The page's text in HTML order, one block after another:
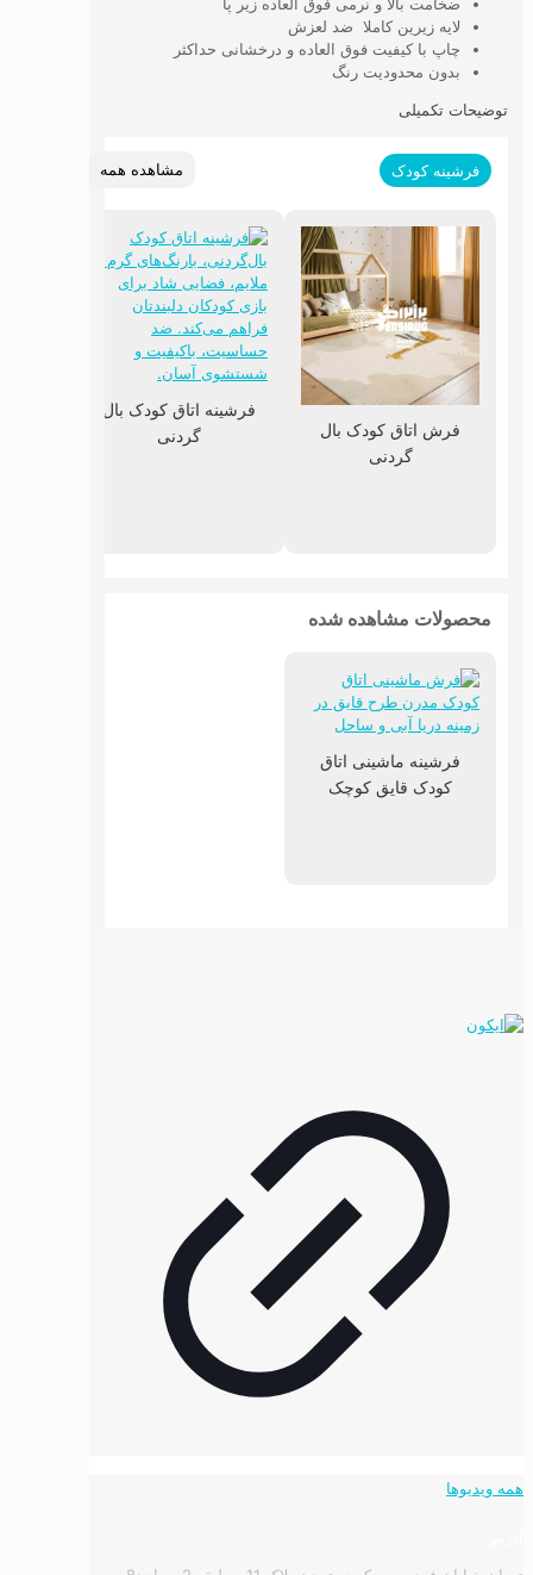
ضخامت بالا و نرمی فوق العاده زیر پا
لایه زیرین کاملا ضد لعزش
چاپ با کیفیت فوق العاده و درخشانی حداکثر
بدون محدودیت رنگ
توضیحات تکمیلی
فرشینه کودک مشاهده همه
فرش اتاق کودک بال
گردنی
فرشینه اتاق کودک بال
گردنی
محصولات مشاهده شده
فرشینه ماشینی اتاق
کودک قایق کوچک
همه ویدیوها